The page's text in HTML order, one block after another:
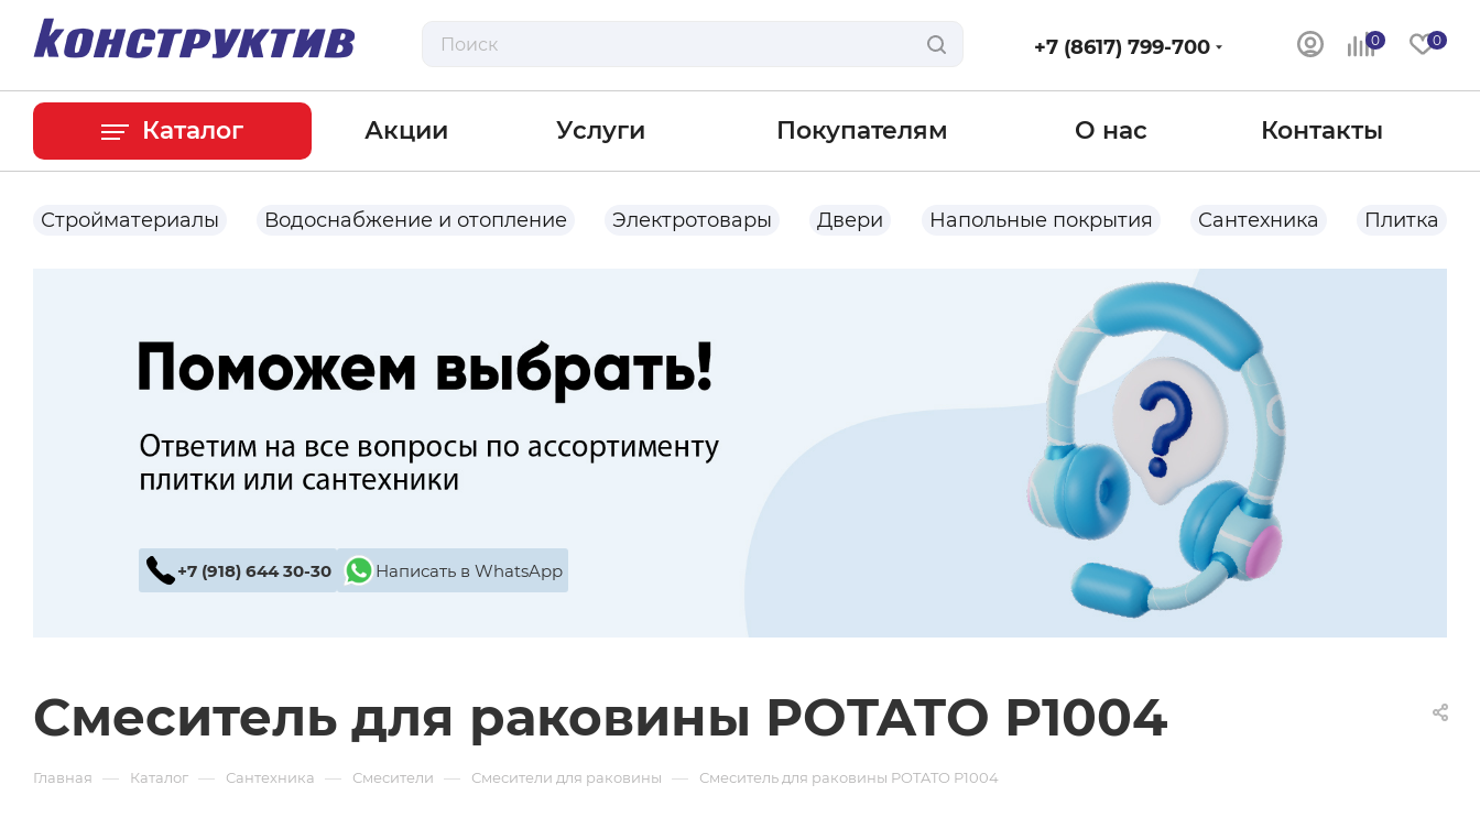
0 0
+7 (8617) 799-700
Каталог Акции Услуги Покупателям О нас Контакты
Стройматериалы Водоснабжение и отопление Электротовары Двери Напольные покрытия Сантехника Плитка
+7 (918) 644 30-30 Написать в WhatsApp
Смеситель для раковины POTATO P1004
Главная — Каталог — Сантехника — Смесители — Смесители для раковины — Смеситель для раковины POTATO P1004